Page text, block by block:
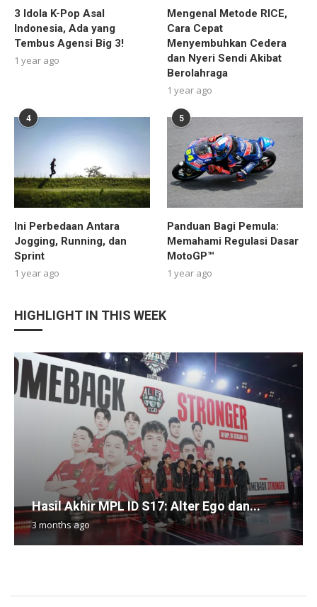
3 Idola K-Pop Asal
Indonesia, Ada yang
Tembus Agensi Big 3!
1 year ago
Mengenal Metode RICE,
Cara Cepat
Menyembuhkan Cedera
dan Nyeri Sendi Akibat
Berolahraga
1 year ago
4
Ini Perbedaan Antara
Jogging, Running, dan
Sprint
1 year ago
5
Panduan Bagi Pemula:
Memahami Regulasi Dasar
MotoGP™
1 year ago
HIGHLIGHT IN THIS WEEK
Hasil Akhir MPL ID S17: Alter Ego dan...
3 months ago